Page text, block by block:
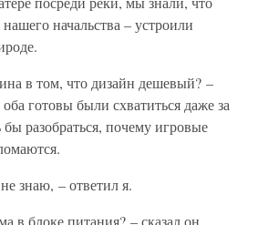
начальства – устроили
в том, что дизайн дешевый? –
готовы были схватиться даже за
разобраться, почему игровые
знаю, – ответил я.
в блоке питания? – сказал он.